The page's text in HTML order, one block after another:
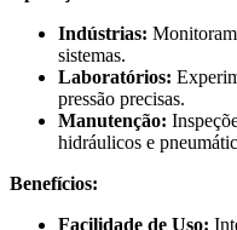
Indústrias:
sistemas.
Laboratórios:
pressão precisas.
Manutenção:
hidráulicos e
Benefícios:
Facilidade de Uso: